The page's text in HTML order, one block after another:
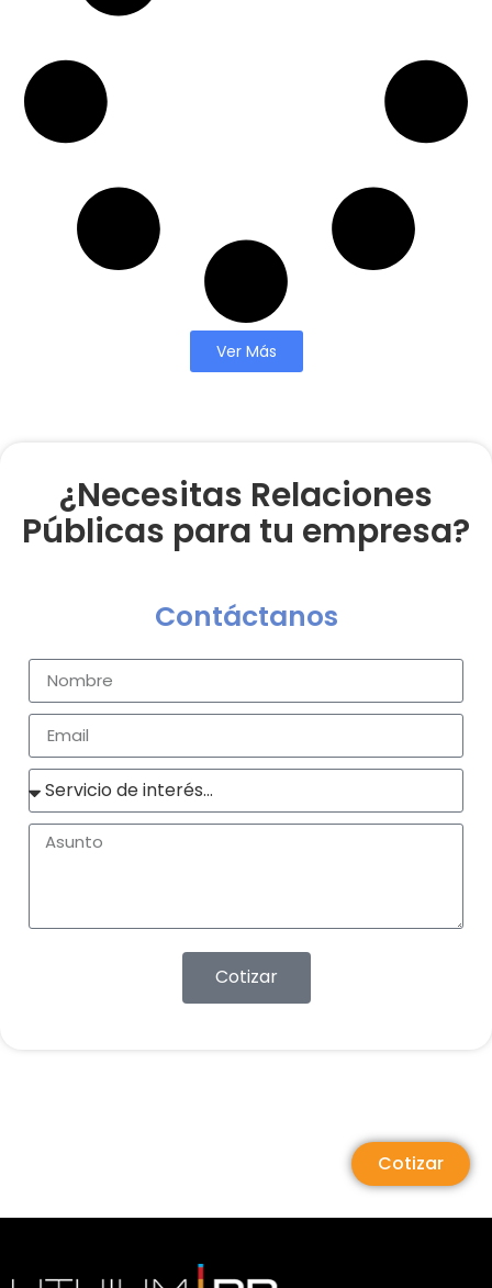
Ver Más
¿Necesitas Relaciones
Públicas para tu empresa?
Contáctanos
Cotizar
Cotizar